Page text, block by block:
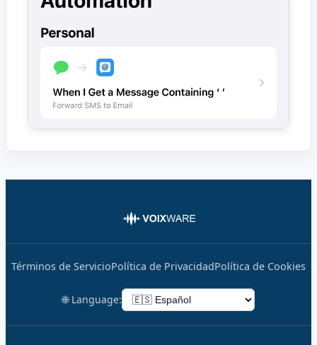
Términos de ServicioPolítica de PrivacidadPolítica de Cookies
🌐 Language: